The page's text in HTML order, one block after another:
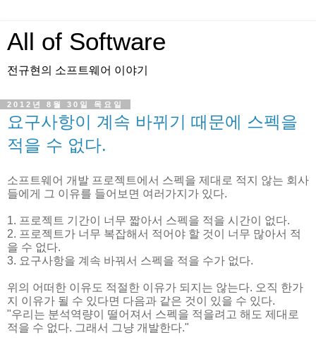
All of Software
전규현의 소프트웨어 이야기
2012년 8월 30일 목요일
요구사항이 계속 바뀌기 때문에 스펙을
적을 수 없다.
소프트웨어 개발 프로젝트에서 스펙을 제대로 적지 않는 회사
들에게 그 이유를 들어보면 여러가지가 있다.
1. 프로젝트 기간이 너무 짧아서 스펙을 적을 시간이 없다.
2. 프로젝트가 너무 복잡해서 적어야 할 것이 너무 많아서 적
을 수 없다.
3. 요구사항을 계속 바꿔서 스펙을 적을 수가 없다.
위의 어떠한 이유도 적절한 이유가 되지는 않는다. 오직 한가
지 이유가 될 수 있다면 다음과 같은 것이 있을 수 있다.
"우리는 분석역량이 떨어져서 스펙을 적을려고 해도 제대로
적을 수 없다. 그래서 그냥 개발한다."